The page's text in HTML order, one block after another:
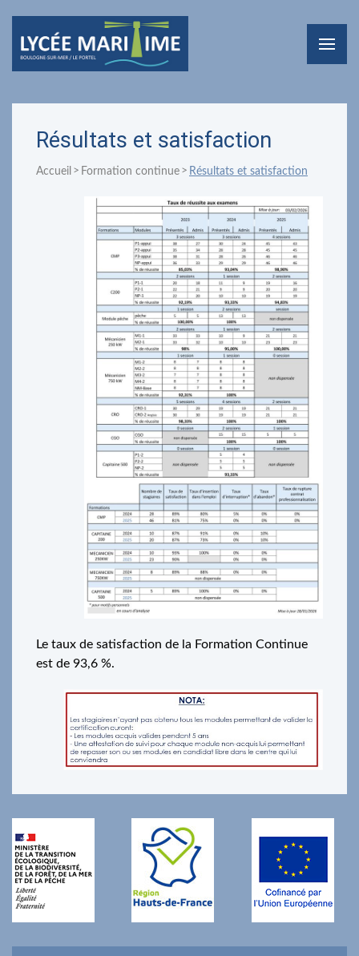
Résultats et satisfaction
Accueil Formation continue Résultats et satisfaction
Le taux de satisfaction de la Formation Continue
est de 93,6 %.